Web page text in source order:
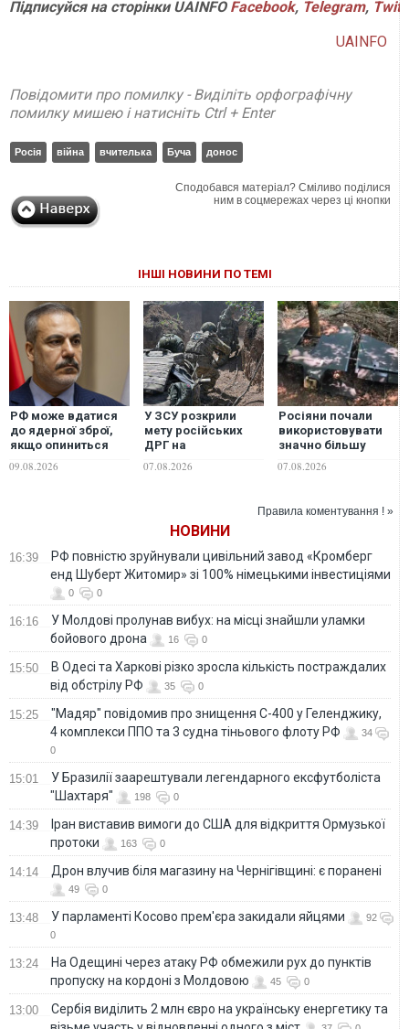
Підписуйся на сторінки UAINFO Facebook, Telegram,
UAINFO
Повідомити про помилку - Виділіть орфографічну
помилку мишею і натисніть Ctrl + Enter
Росія війна вчителька Буча донос
Сподобався матеріал? Сміливо поділися
ним в соцмережах через ці кнопки
ІНШІ НОВИНИ ПО ТЕМІ
РФ може вдатися
до ядерної зброї,
якщо опиниться
перед загрозою
виживання країни,
09.08.2026
У ЗСУ розкрили
мету російських
ДРГ на
Вовчанському
напрямку
07.08.2026
Росіяни почали
використовувати
значно більшу
версію дрона
"Гербера", - "Флеш"
07.08.2026
Правила коментування ! »
НОВИНИ
16:39
РФ повністю зруйнували цивільний завод «Кромберг
енд Шуберт Житомир» зі 100% німецькими інвестиціями
0 0
16:16
У Молдові пролунав вибух: на місці знайшли уламки
бойового дрона
16 0
15:50
В Одесі та Харкові різко зросла кількість постраждалих
від обстрілу РФ
35 0
15:25
"Мадяр" повідомив про знищення С-400 у Геленджику,
4 комплекси ППО та 3 судна тіньового флоту РФ
34
0
15:01
У Бразилії заарештували легендарного ексфутболіста
"Шахтаря"
198 0
14:39
Іран виставив вимоги до США для відкриття Ормузької
протоки
163 0
14:14 Дрон влучив біля магазину на Чернігівщині: є поранені
49 0
13:48 У парламенті Косово прем'єра закидали яйцями
92
0
13:24
На Одещині через атаку РФ обмежили рух до пунктів
пропуску на кордоні з Молдовою
45 0
13:00
Сербія виділить 2 млн євро на українську енергетику та